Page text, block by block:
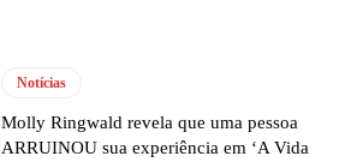
Notícias
Molly Ringwald revela que uma pessoa
ARRUINOU sua experiência em ‘A Vida